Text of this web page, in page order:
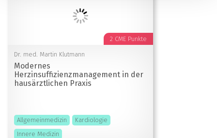
2 CME Punkte
Dr. med. Martin Klutmann
Modernes
Herzinsuffizienzmanagement in der
hausärztlichen Praxis
Allgemeinmedizin
Kardiologie
Innere Medizin